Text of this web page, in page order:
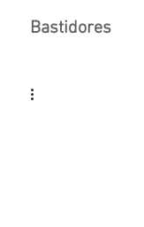
Bastidores